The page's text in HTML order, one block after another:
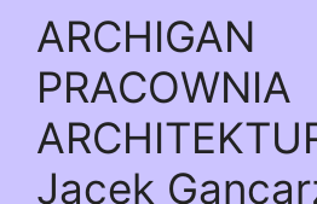
ARCHIGAN
PRACOWNIA
Jacek